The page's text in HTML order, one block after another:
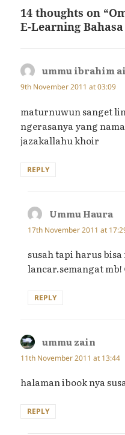
14 thoughts on
E-Learning
ummu ibrahim
9th November 2011 at 03:09
maturnuwun sanget
ngerasanya yang
jazakallahu khoir
REPLY
Ummu Haura
17th November 2011 at
susah tapi harus
lancar.semangat mb!
REPLY
ummu zain
11th November 2011 at 13:44
halaman ibook nya
REPLY